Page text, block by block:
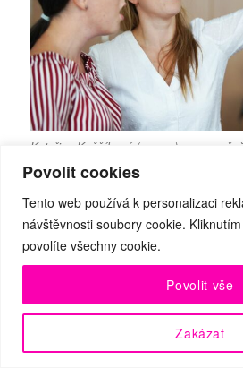
Povolit cookies
Tento web používá k personalizaci
návštěvnosti soubory cookie. Kliknutím
povolíte všechny cookie.
Zakázat
Povolit vše
Kateřina Kněžíková (vpravo) se svou
Zároveň není pro MenART
jen příprava budoucích
souladu se svým
setkání jsou v životě
možnost pravidelné
vynikajícími uměleckými